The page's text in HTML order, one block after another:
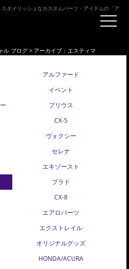
タイリッシュなカスタムパーツ・アイテムの「ア
ル ブログ> アーカイブ：エスティマ
アルファード
イベント
プリウス
CX-5
ヴォクシー
セレナ
エキゾースト
プラド
CX-8
エアロパーツ
エクストレイル
オリジナルグッズ
HONDA/ACURA